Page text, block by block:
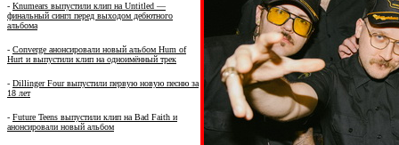
- Knumears выпустили клип на Untitled —
финальный сингл перед выходом дебютного
альбома
- Converge анонсировали новый альбом Hum of
Hurt и выпустили клип на одноимённый трек
- Dillinger Four выпустили первую новую песню за
18 лет
- Future Teens выпустили клип на Bad Faith и
анонсировали новый альбом